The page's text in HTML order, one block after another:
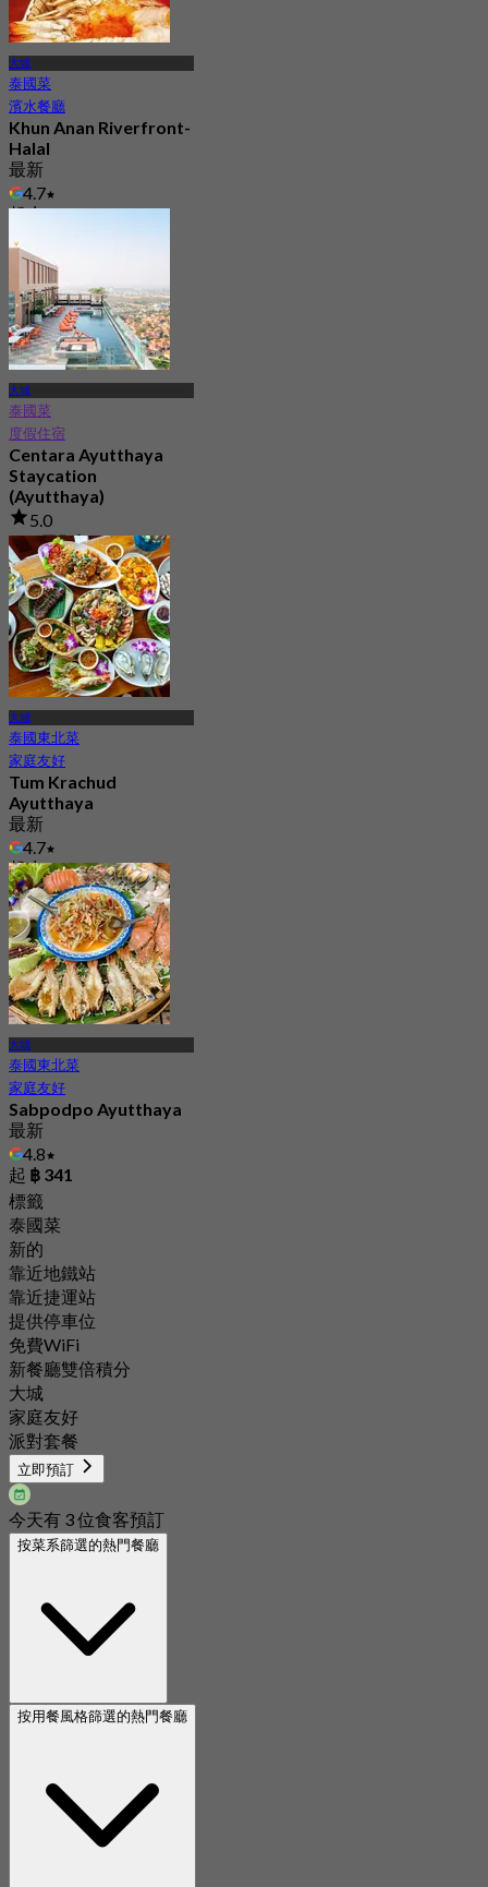
大城
泰國菜
濱水餐廳
Khun Anan Riverfront-
Halal
最新
4.7
起฿ 416.66
大城
泰國菜
度假住宿
Centara Ayutthaya
Staycation
(Ayutthaya)
5.0
170 已預訂
起฿ 2,332.5
大城
泰國東北菜
家庭友好
Tum Krachud
Ayutthaya
最新
4.7
起฿ 350
大城
泰國東北菜
家庭友好
Sabpodpo Ayutthaya
最新
4.8
起 ฿ 341
標籤
泰國菜
新的
靠近地鐵站
靠近捷運站
提供停車位
免費WiFi
新餐廳雙倍積分
大城
家庭友好
派對套餐
立即預訂
今天有 3 位食客預訂
按菜系篩選的熱門餐廳
按用餐風格篩選的熱門餐廳